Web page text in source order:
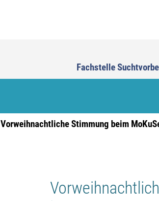
Fachstelle
Vorweihnachtliche Stimmung beim